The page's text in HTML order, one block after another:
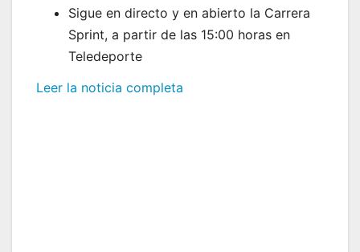
Sigue en directo y en abierto la Carrera
Sprint, a partir de las 15:00 horas en
Teledeporte
Leer la noticia completa